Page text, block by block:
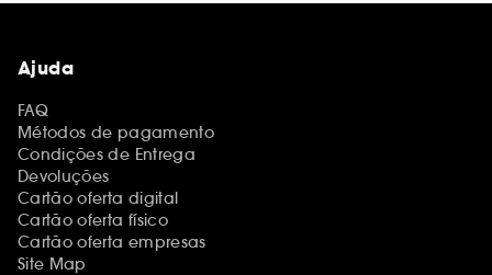
Ajuda
FAQ
Métodos de pagamento
Condições de Entrega
Devoluções
Cartão oferta digital
Cartão oferta físico
Cartão oferta empresas
Site Map